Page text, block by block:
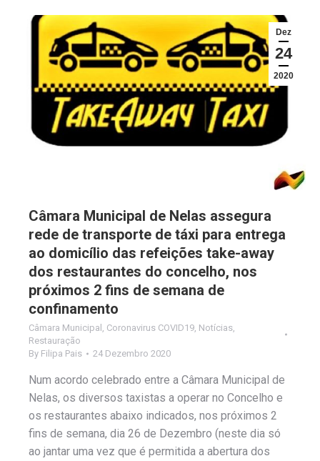
Dez
24
2020
Câmara Municipal de Nelas assegura
rede de transporte de táxi para entrega
ao domicílio das refeições take-away
dos restaurantes do concelho, nos
próximos 2 fins de semana de
confinamento
Câmara Municipal Coronavirus COVID19 Notícias
Restauração
By Filipa Pais 24 Dezembro 2020
Num acordo celebrado entre a Câmara Municipal de
Nelas, os diversos taxistas a operar no Concelho e
os restaurantes abaixo indicados, nos próximos 2
fins de semana, dia 26 de Dezembro (neste dia só
ao jantar uma vez que é permitida a abertura dos